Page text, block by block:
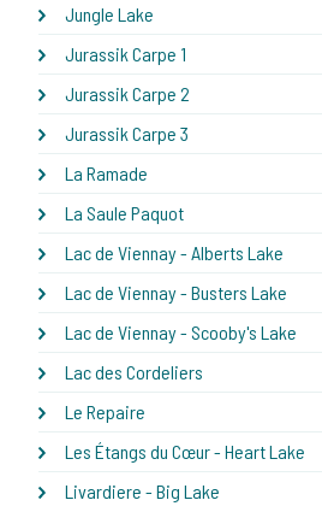
Jungle Lake
Jurassik Carpe 1
Jurassik Carpe 2
Jurassik Carpe 3
La Ramade
La Saule Paquot
Lac de Viennay - Alberts Lake
Lac de Viennay - Busters Lake
Lac de Viennay - Scooby's Lake
Lac des Cordeliers
Le Repaire
Les Étangs du Cœur - Heart Lake
Livardiere - Big Lake